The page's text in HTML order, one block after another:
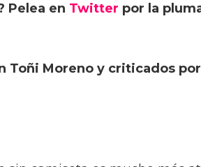
Pelea en Twitter por la
Toñi Moreno y criticados